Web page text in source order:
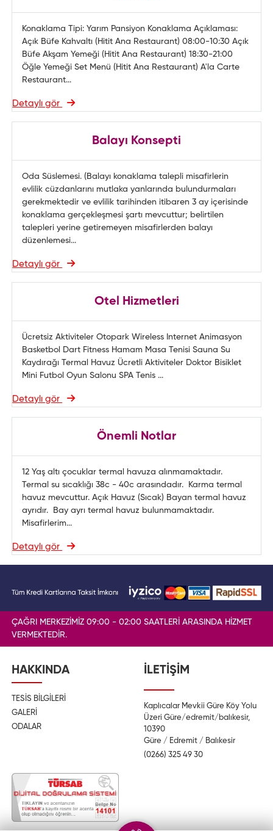
Konaklama Tipi: Yarım Pansiyon Konaklama Açıklaması:
Açık Büfe Kahvaltı (Hitit Ana Restaurant) 08:00-10:30 Açık
Büfe Akşam Yemeği (Hitit Ana Restaurant) 18:30-21:00
Öğle Yemeği Set Menü (Hitit Ana Restaurant) A'la Carte
Restaurant...
Detaylı gör
Balayı Konsepti
Oda Süslemesi. (Balayı konaklama talepli misafirlerin
evlilik cüzdanlarını mutlaka yanlarında bulundurmaları
gerekmektedir ve evlilik tarihinden itibaren 3 ay içerisinde
konaklama gerçekleşmesi şartı mevcuttur; belirtilen
talepleri yerine getiremeyen misafirlerden balayı
düzenlemesi...
Detaylı gör
Otel Hizmetleri
Ücretsiz Aktiviteler Otopark Wireless Internet Animasyon
Basketbol Dart Fitness Hamam Masa Tenisi Sauna Su
Kaydırağı Termal Havuz Ücretli Aktiviteler Doktor Bisiklet
Mini Futbol Oyun Salonu SPA Tenis ...
Detaylı gör
Önemli Notlar
12 Yaş altı çocuklar termal havuza alınmamaktadır.
Termal su sıcaklığı 38c - 40c arasındadır. Karma termal
havuz mevcuttur. Açık Havuz (Sıcak) Bayan termal havuz
ayrıdır. Bay ayrı termal havuz bulunmamaktadır.
Misafirlerim...
Detaylı gör
ÇAĞRI MERKEZİMİZ 09:00 - 02:00 SAATLERİ ARASINDA HİZMET
VERMEKTEDİR.
HAKKINDA
TESİS BİLGİLERİ
GALERİ
ODALAR
İLETİŞİM
Kaplıcalar Mevkii Güre Köy Yolu
Üzeri Güre/edremit/balıkesir,
10390
Güre / Edremit / Balıkesir
(0266) 325 49 30